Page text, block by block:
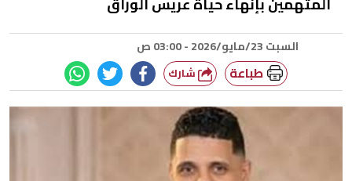
السبت 23/مايو/2026 - 03:00 ص
طباعة